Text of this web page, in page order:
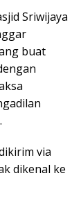
Sriwijaya
buat
via
dikenal ke